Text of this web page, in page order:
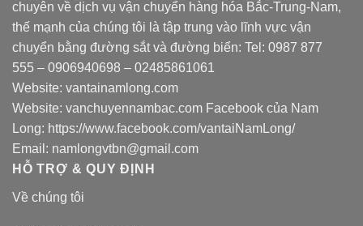
chuyên về dịch vụ vận chuyển hàng hóa Bắc-Trung-Nam,
thế mạnh của chúng tôi là tập trung vào lĩnh vực vận
chuyển bằng đường sắt và đường biển: Tel: 0987 877
555 – 0906940698 – 02485861061
Website: vantainamlong.com
Website: vanchuyennambac.com Facebook của Nam
Long: https://www.facebook.com/vantaiNamLong/
Email: namlongvtbn@gmail.com
HỖ TRỢ & QUY ĐỊNH
Về chúng tôi